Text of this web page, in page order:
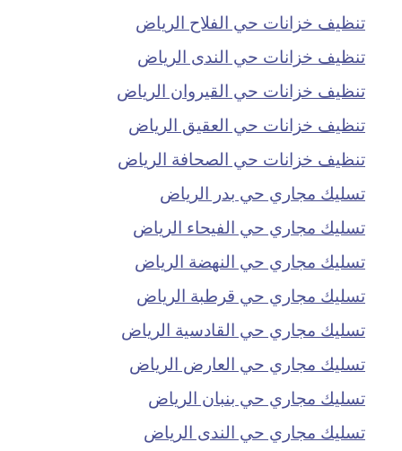
تنظيف خزانات حي الفلاح الرياض
تنظيف خزانات حي الندى الرياض
تنظيف خزانات حي القيروان الرياض
تنظيف خزانات حي العقيق الرياض
تنظيف خزانات حي الصحافة الرياض
تسليك مجاري حي بدر الرياض
تسليك مجاري حي الفيحاء الرياض
تسليك مجاري حي النهضة الرياض
تسليك مجاري حي قرطبة الرياض
تسليك مجاري حي القادسية الرياض
تسليك مجاري حي العارض الرياض
تسليك مجاري حي بنبان الرياض
تسليك مجاري حي الندى الرياض